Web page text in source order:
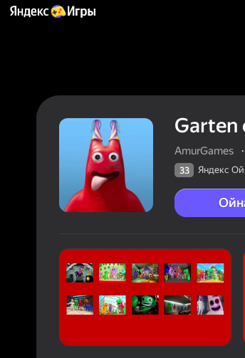
Garten
AmurGames ·
33 Яндекс